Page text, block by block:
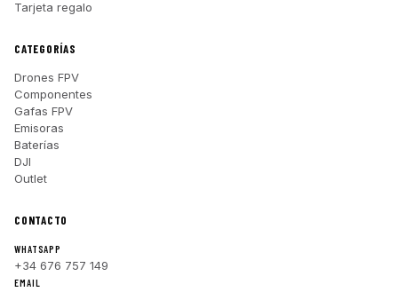
Tarjeta regalo
CATEGORÍAS
Drones FPV
Componentes
Gafas FPV
Emisoras
Baterías
DJI
Outlet
CONTACTO
WHATSAPP
+34 676 757 149
EMAIL